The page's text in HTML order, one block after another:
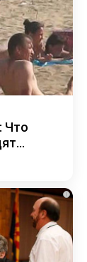
Что
i